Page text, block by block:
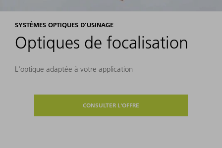
SYSTÈMES OPTIQUES D'USINAGE
Optiques de focalisation
L'optique adaptée à votre application
CONSULTER L'OFFRE